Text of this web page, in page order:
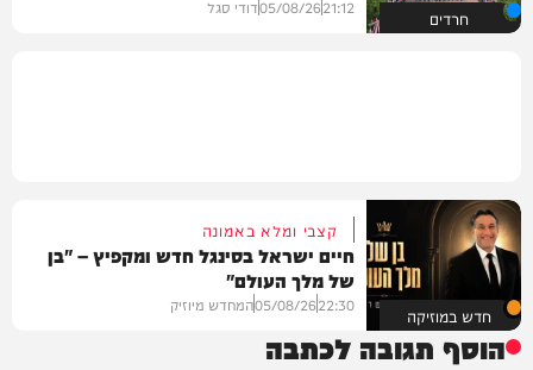
חרדים 21:12
05/08/26דודי סגל
חדש במוזיקה
קצבי ומלא באמונה
חיים ישראל בסינגל חדש ומקפיץ – "בן
של מלך העולם"
22:30
05/08/26המחדש מיוזיק
הוסף תגובה לכתבה